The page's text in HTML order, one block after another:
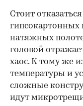
Стоит
гипсокартонных
натяжных
головой
хаос. К тому же
температуры и
сложные
идут